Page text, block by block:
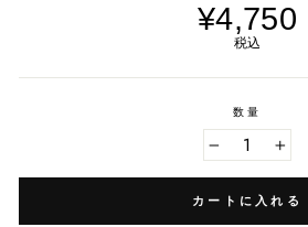
通
常
¥4,750
税込
数量
− +
カートに入れる